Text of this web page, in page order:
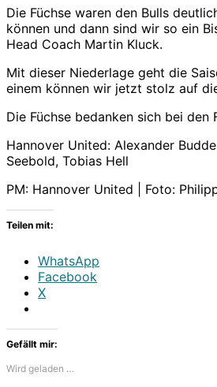
Die Füchse waren den Bulls
können und dann sind wir so ein
Head Coach Martin Kluck.
Mit dieser Niederlage geht die
einem können wir jetzt stolz auf
Die Füchse bedanken sich bei
Hannover United: Alexander
Seebold, Tobias Hell
PM: Hannover United | Foto:
Teilen mit:
WhatsApp
Facebook
X
Gefällt mir:
Wird geladen …